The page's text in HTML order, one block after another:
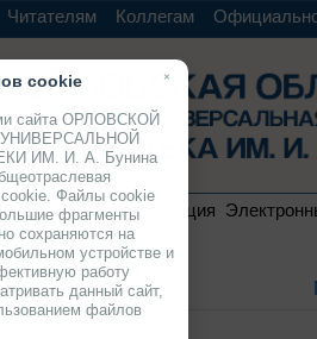
Читателям Коллегам
Электронная коллекция
×
cookie
сайта ОРЛОВСКОЙ
ИМ. И. А. Бунина
cookie. Файлы cookie
фрагменты
сохраняются на
устройстве и
работу
данный сайт,
файлов